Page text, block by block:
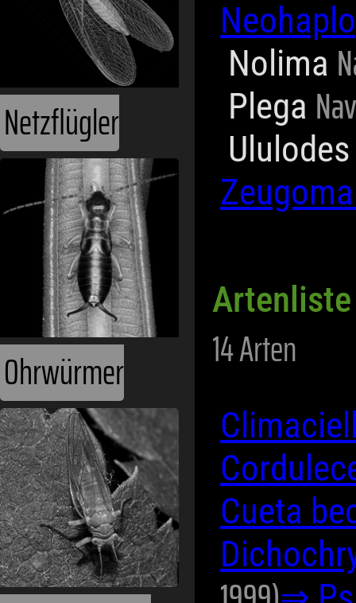
Netzflügler
Ohrwürmer
Nolima
Plega
14 Arten
Cueta